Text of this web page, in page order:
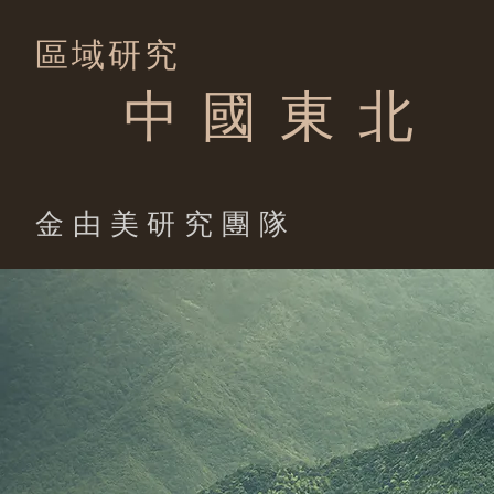
區域研究
中 國 東 北
​金由美研究團隊